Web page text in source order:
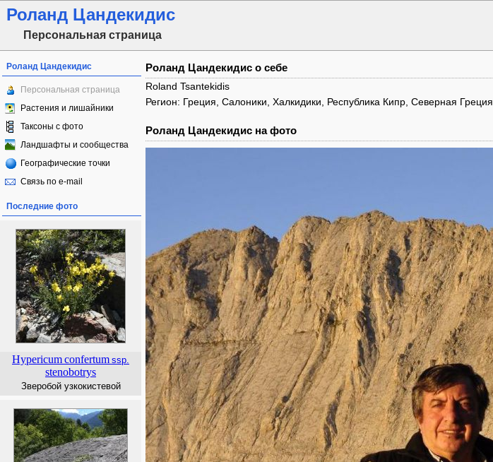
Роланд Цандекидис
Персональная страница
Роланд Цандекидис
Персональная страница
Растения и лишайники
Таксоны с фото
Ландшафты и сообщества
Географические точки
Связь по e-mail
Последние фото
Hypericumconfertum ssp.
stenobotrys
Зверобой узкокистевой
Роланд Цандекидис о себе
Roland Tsantekidis
Регион: Греция, Салоники, Халкидики, Республика Кипр, Северная Греция
Роланд Цандекидис на фото